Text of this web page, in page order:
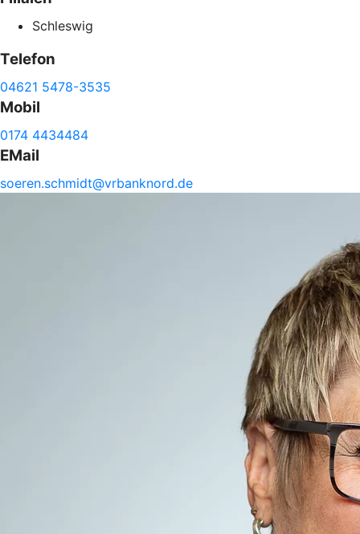
Schleswig
Telefon
04621 5478-3535
Mobil
0174 4434484
EMail
soeren.schmidt@vrbanknord.de